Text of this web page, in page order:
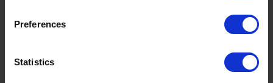
Preferences
Statistics
Ö3 Silent Cinema Open Air Kino Tour
presented by Erste Bank und Sparkasse“
kommt am